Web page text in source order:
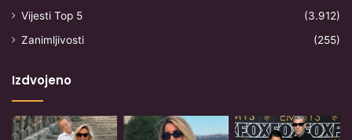
Vijesti Top 5
(3.912)
Zanimljivosti
(255)
Izdvojeno